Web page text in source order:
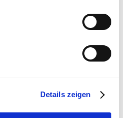
Details zeigen